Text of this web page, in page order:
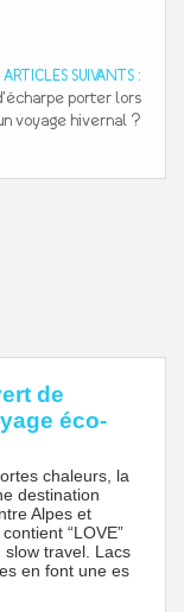
ARTICLES SUIVANTS :
porter lors
voyage hivernal ?
de
éco-
chaleurs, la
destination
Alpes et
“LOVE”
travel. Lacs
en font une es